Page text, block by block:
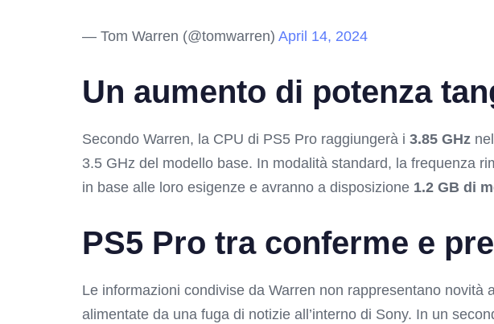
— Tom Warren (@tomwarren) April 14, 2024
Un aumento di potenza
Secondo Warren, la CPU di PS5 Pro raggiungerà i 3.85 GHz
3.5 GHz del modello base. In modalità standard, la frequenza
in base alle loro esigenze e avranno a disposizione 1.2 GB di
PS5 Pro tra conferme e
Le informazioni condivise da Warren non rappresentano
alimentate da una fuga di notizie all’interno di Sony. In un